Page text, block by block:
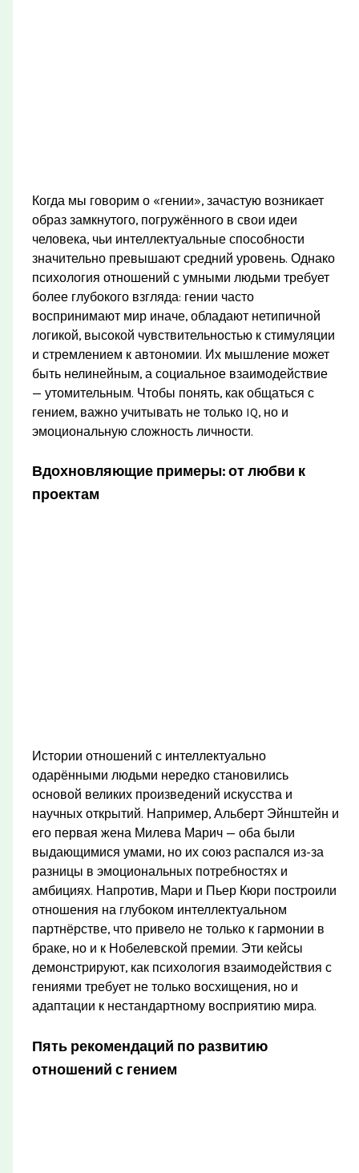
Когда мы говорим о «гении», зачастую возникает
образ замкнутого, погружённого в свои идеи
человека, чьи интеллектуальные способности
значительно превышают средний уровень. Однако
психология отношений с умными людьми требует
более глубокого взгляда: гении часто
воспринимают мир иначе, обладают нетипичной
логикой, высокой чувствительностью к стимуляции
и стремлением к автономии. Их мышление может
быть нелинейным, а социальное взаимодействие
— утомительным. Чтобы понять, как общаться с
гением, важно учитывать не только IQ, но и
эмоциональную сложность личности.
Вдохновляющие примеры: от любви к
проектам
Истории отношений с интеллектуально
одарёнными людьми нередко становились
основой великих произведений искусства и
научных открытий. Например, Альберт Эйнштейн и
его первая жена Милева Марич — оба были
выдающимися умами, но их союз распался из-за
разницы в эмоциональных потребностях и
амбициях. Напротив, Мари и Пьер Кюри построили
отношения на глубоком интеллектуальном
партнёрстве, что привело не только к гармонии в
браке, но и к Нобелевской премии. Эти кейсы
демонстрируют, как психология взаимодействия с
гениями требует не только восхищения, но и
адаптации к нестандартному восприятию мира.
Пять рекомендаций по развитию
отношений с гением